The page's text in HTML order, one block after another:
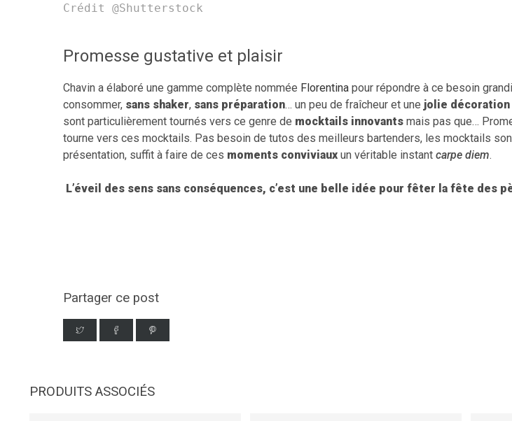
Crédit @Shutterstock
Promesse gustative et plaisir
Chavin a élaboré une gamme complète nommée Florentinapour répondre à ce besoin
consommer, sans shaker, sans préparation… un peu de fraîcheur et une jolie décoration
sont particulièrement tournés vers ce genre de mocktails innovantsmais pas que…
tourne vers ces mocktails. Pas besoin de tutos des meilleurs bartenders, les mocktails
présentation, suffit à faire de ces moments conviviauxun véritable instant carpe diem.
L’éveil des sens sans conséquences, c’est une belle idée pour fêter la fête des
Partager ce post
PRODUITS ASSOCIÉS